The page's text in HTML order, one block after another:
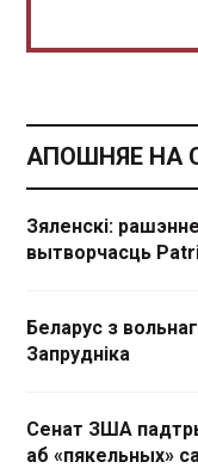
АПОШНЯЕ НА
Зяленскі:
вытворчасць
Беларус з
Запрудніка
Сенат ЗША
аб «пякельных»